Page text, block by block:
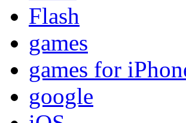
Flash
games
games for
google